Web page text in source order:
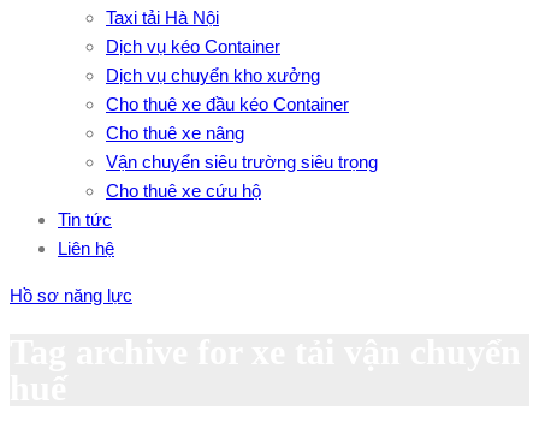
Taxi tải Hà Nội
Dịch vụ kéo Container
Dịch vụ chuyển kho xưởng
Cho thuê xe đầu kéo Container
Cho thuê xe nâng
Vận chuyển siêu trường siêu trọng
Cho thuê xe cứu hộ
Tin tức
Liên hệ
Hồ sơ năng lực